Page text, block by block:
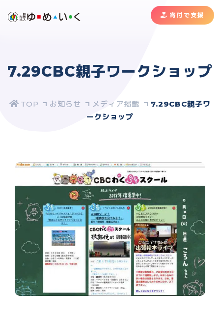
寄付で支援
7.29CBC親子ワークショップ
お知らせ メディア掲載
7.29CBC親子ワ
ークショップ